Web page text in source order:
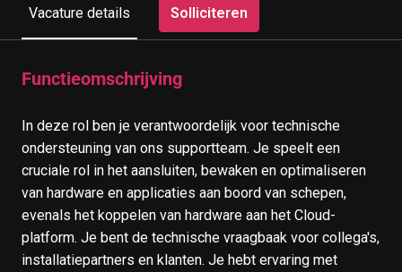
Vacature details Solliciteren
Functieomschrijving
In deze rol ben je verantwoordelijk voor technische
ondersteuning van ons supportteam. Je speelt een
cruciale rol in het aansluiten, bewaken en optimaliseren
van hardware en applicaties aan boord van schepen,
evenals het koppelen van hardware aan het Cloud-
platform. Je bent de technische vraagbaak voor collega's,
installatiepartners en klanten. Je hebt ervaring met